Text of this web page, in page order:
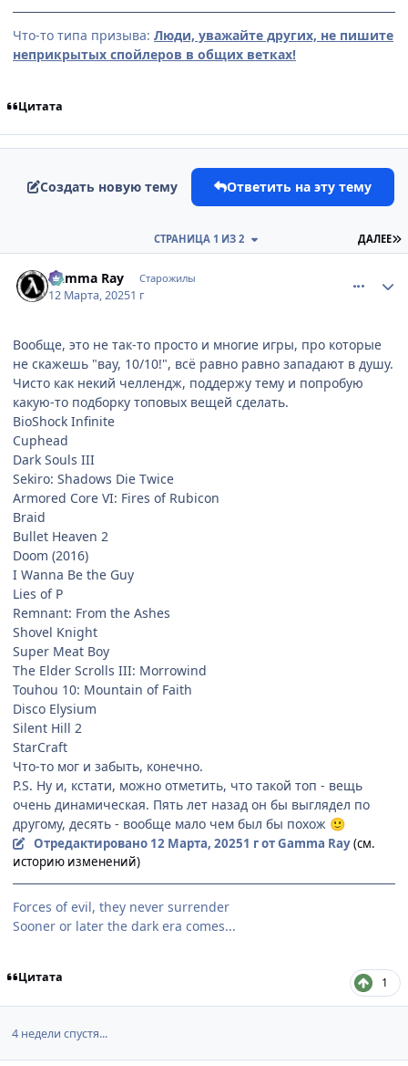
Что-то типа призыва: Люди, уважайте других, не пишите
неприкрытых спойлеров в общих ветках!
Цитата
Создать новую тему Ответить на эту тему
ДАЛЕЕ
СТРАНИЦА 1 ИЗ 2
Gamma Ray Старожилы
12 Марта, 20251 г
Вообще, это не так-то просто и многие игры, про которые
не скажешь "вау, 10/10!", всё равно равно западают в душу.
Чисто как некий челлендж, поддержу тему и попробую
какую-то подборку топовых вещей сделать.
BioShock Infinite
Cuphead
Dark Souls III
Sekiro: Shadows Die Twice
Armored Core VI: Fires of Rubicon
Braid
Bullet Heaven 2
Doom (2016)
I Wanna Be the Guy
Lies of P
Remnant: From the Ashes
Shovel Knight
Super Meat Boy
The Elder Scrolls III: Morrowind
Touhou 10: Mountain of Faith
Disco Elysium
Silent Hill 2
StarCraft
Что-то мог и забыть, конечно.
P.S. Ну и, кстати, можно отметить, что такой топ - вещь
очень динамическая. Пять лет назад он бы выглядел по
другому, десять - вообще мало чем был бы похож 🙂
Отредактировано 12 Марта, 20251 гот Gamma Ray(см.
историю изменений)
Forces of evil, they never surrender
Sooner or later the dark era comes...
Цитата 1
4 недели спустя...